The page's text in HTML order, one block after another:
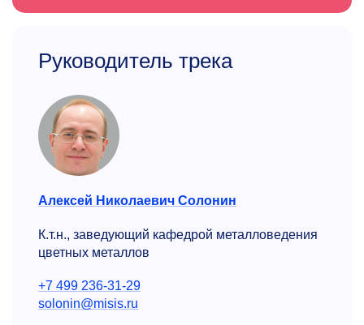
Руководитель трека
Алексей Николаевич Солонин
К.т.н., заведующий кафедрой металловедения
цветных металлов
+7 499 236-31-29
solonin@misis.ru